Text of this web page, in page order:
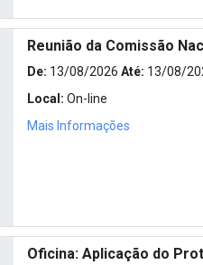
Reunião da Comissão
De: 13/08/2026 Até: 13/08/
Local: On-line
Mais Informações
Oficina: Aplicação do